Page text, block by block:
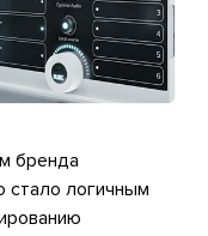
бренда
стало логичным